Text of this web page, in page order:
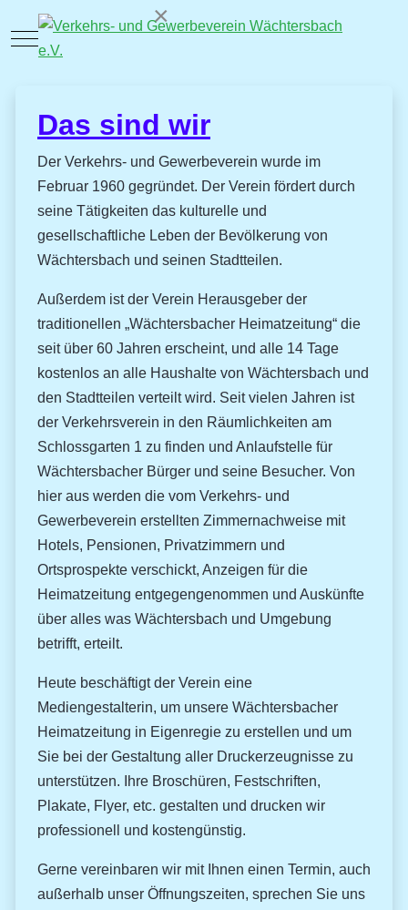
Mobile Menu Toggle
Das sind wir
Der Verkehrs- und Gewerbeverein wurde im
Februar 1960 gegründet. Der Verein fördert durch
seine Tätigkeiten das kulturelle und
gesellschaftliche Leben der Bevölkerung von
Wächtersbach und seinen Stadtteilen.
Außerdem ist der Verein Herausgeber der
traditionellen „Wächtersbacher Heimatzeitung“ die
seit über 60 Jahren erscheint, und alle 14 Tage
kostenlos an alle Haushalte von Wächtersbach und
den Stadtteilen verteilt wird. Seit vielen Jahren ist
der Verkehrsverein in den Räumlichkeiten am
Schlossgarten 1 zu finden und Anlaufstelle für
Wächtersbacher Bürger und seine Besucher. Von
hier aus werden die vom Verkehrs- und
Gewerbeverein erstellten Zimmernachweise mit
Hotels, Pensionen, Privatzimmern und
Ortsprospekte verschickt, Anzeigen für die
Heimatzeitung entgegengenommen und Auskünfte
über alles was Wächtersbach und Umgebung
betrifft, erteilt.
Heute beschäftigt der Verein eine
Mediengestalterin, um unsere Wächtersbacher
Heimatzeitung in Eigenregie zu erstellen und um
Sie bei der Gestaltung aller Druckerzeugnisse zu
unterstützen. Ihre Broschüren, Festschriften,
Plakate, Flyer, etc. gestalten und drucken wir
professionell und kostengünstig.
Gerne vereinbaren wir mit Ihnen einen Termin, auch
außerhalb unser Öffnungszeiten, sprechen Sie uns
×